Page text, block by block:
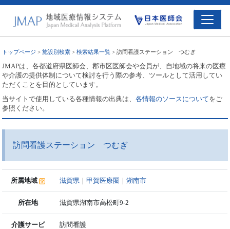
トップページ >施設別検索 >検索結果一覧 > 訪問看護ステーション つむぎ
JMAPは、各都道府県医師会、郡市区医師会や会員が、自地域の将来の医療
や介護の提供体制について検討を行う際の参考、ツールとして活用してい
ただくことを目的としています。
当サイトで使用している各種情報の出典は、各情報のソースについてをご
参照ください。
訪問看護ステーション つむぎ
所属地域 滋賀県 ｜甲賀医療圏 ｜湖南市
所在地 滋賀県湖南市高松町9-2
介護サービ
訪問看護